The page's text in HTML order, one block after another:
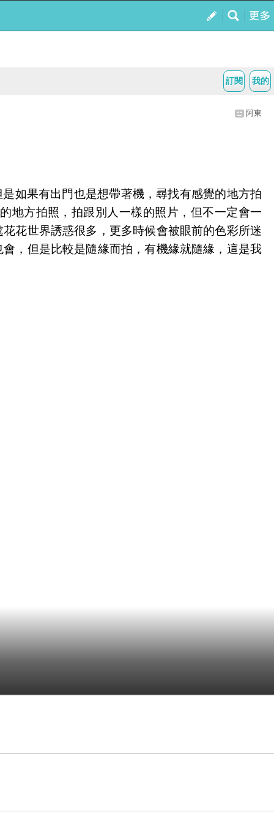
我的
訂閱
阿東
如果有出門也是想帶著機，尋找有感覺的地方拍
地方拍照，拍跟別人一樣的照片，但不一定會一
花世界誘惑很多，更多時候會被眼前的色彩所迷
，但是比較是隨緣而拍，有機緣就隨緣，這是我